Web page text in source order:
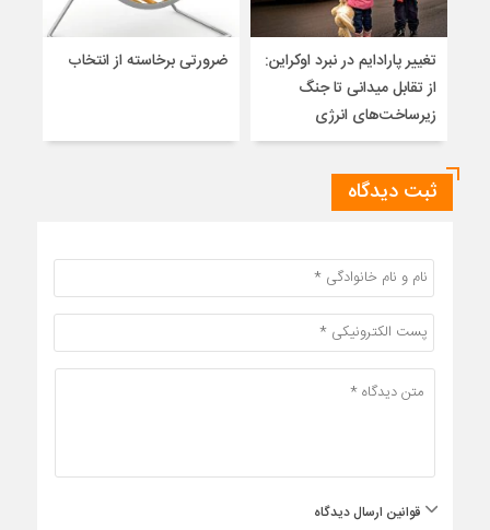
تغییر پارادایم در نبرد اوکراین:
از تقابل میدانی تا جنگ
زیرساخت‌های انرژی
ضرورتی برخاسته از انتخاب
ثبت دیدگاه
قوانین ارسال دیدگاه